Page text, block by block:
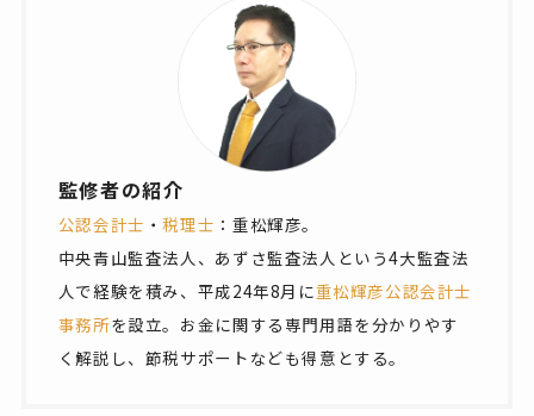
監修者の紹介
公認会計士 ・税理士 ：重松輝彦。
中央青山監査法人、あずさ監査法人という4大監査法
人で経験を積み、平成24年8月に重松輝彦公認会計士
事務所を設立。お金に関する専門用語を分かりやす
く解説し、節税サポートなども得意とする。